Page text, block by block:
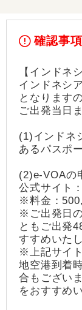
確認事項
【インドネ
インドネシ
となります
ご出発当日
(1)インドネ
あるパスポ
(2)e-VOAの
公式サイト
※料金：
※ご出発日
ともご出発
すすめいた
※上記サイ
地空港到着
合もござい
をおすすめ